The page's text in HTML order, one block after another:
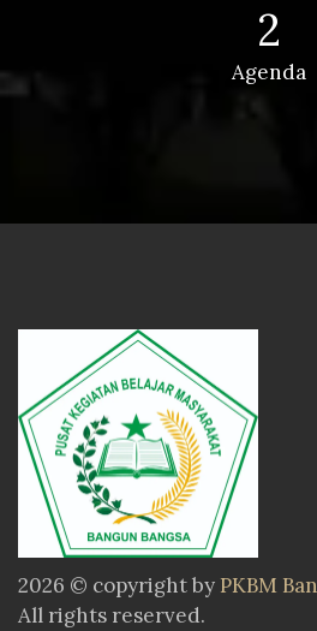
2
Agenda
2026 © copyright by PKBM
All rights reserved.